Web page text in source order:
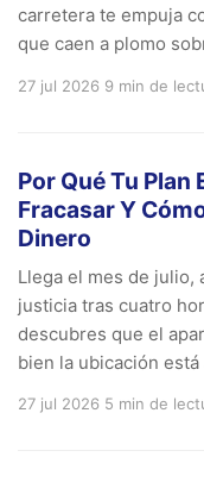
carretera te empuja
que caen a plomo
27 jul 2026 9 min de
Por Qué Tu Plan
Fracasar Y
Dinero
Llega el mes de julio,
justicia tras cuatro
descubres que el
bien la ubicación está
27 jul 2026 5 min de